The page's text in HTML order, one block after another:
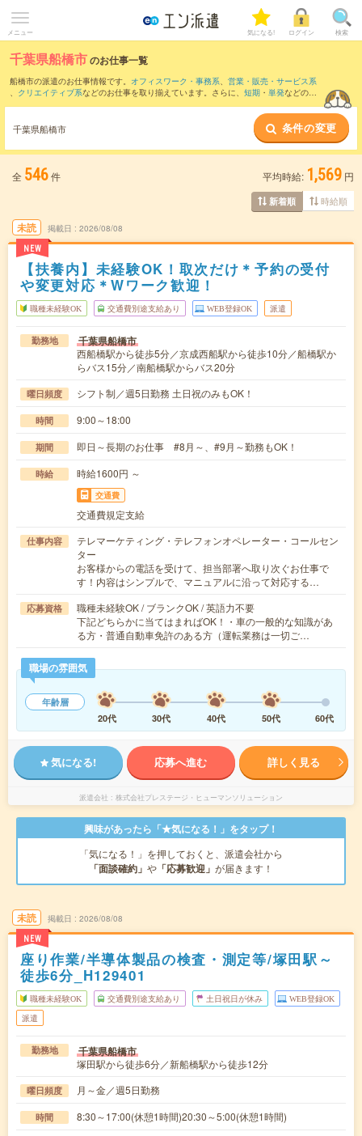
メニュー 気になる! ログイン 検索
千葉県船橋市のお仕事一覧
船橋市の派遣のお仕事情報です。 オフィスワーク・事務系、 営業・販売・サービス系
、 クリエイティブ系などのお仕事を取り揃えています。さらに、 短期 ・ 単発などの期
また、美浜区・
など隣接エリアのお仕事もご
確認いただけます。
千葉県船橋市 条件の変更
全 546件 平均時給: 1,569 円
新着順 時給順
未読
NEW
掲載日 2026/08/08
【扶養内】未経験OK！取次だけ＊予約の受付
や変更対応＊Wワーク歓迎！
職種未経験OK 交通費別途支給あり WEB登録OK 派遣
勤務地 千葉県船橋市
西船橋駅から徒歩5分／京成西船駅から徒歩10分／船橋駅か
らバス15分／南船橋駅からバス20分
曜日頻度 シフト制／週5日勤務 土日祝のみもOK！
時間 9:00～18:00
期間 即日～長期のお仕事 #8月～、#9月～勤務もOK！
時給 時給1600円 ～
交通費
交通費規定支給
仕事内容
テレマーケティング・テレフォンオペレーター・コールセン
ター
お客様からの電話を受けて、担当部署へ取り次ぐお仕事で
す！内容はシンプルで、マニュアルに沿って対応する…
応募資格
職種未経験OK / ブランクOK / 英語力不要
下記どちらかに当てはまればOK！・車の一般的な知識があ
る方・普通自動車免許のある方（運転業務は一切ご…
職場の雰囲気
年齢層
20代
30代 40代 50代 60代
気になる! 応募へ進む 詳しく見る
派遣会社 株式会社プレステージ・ヒューマンソリューション
興味があったら「★気になる！」をタップ！
「気になる！」を押しておくと、派遣会社から
「面談確約」 や 「応募歓迎」 が届きます！
未読
NEW
掲載日 2026/08/08
座り作業/半導体製品の検査・測定等/塚田駅～
徒歩6分_H129401
職種未経験OK 交通費別途支給あり 土日祝日が休み WEB登録OK
派遣
勤務地 千葉県船橋市
塚田駅から徒歩6分／新船橋駅から徒歩12分
曜日頻度 月～金／週5日勤務
時間 8:30～17:00(休憩1時間)20:30～5:00(休憩1時間)